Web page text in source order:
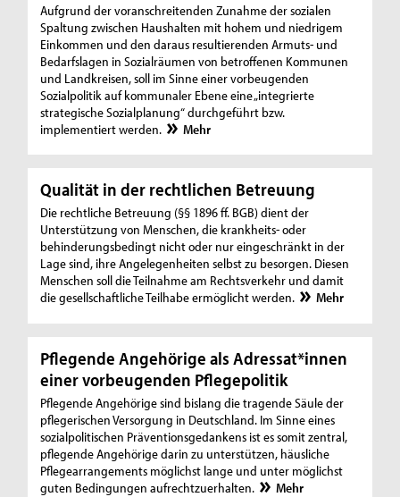
Aufgrund der voranschreitenden Zunahme der sozialen
Spaltung zwischen Haushalten mit hohem und niedrigem
Einkommen und den daraus resultierenden Armuts- und
Bedarfslagen in Sozialräumen von betroffenen Kommunen
und Landkreisen, soll im Sinne einer vorbeugenden
Sozialpolitik auf kommunaler Ebene eine „integrierte
strategische Sozialplanung“ durchgeführt bzw.
implementiert werden.
Mehr
Qualität in der rechtlichen Betreuung
Die rechtliche Betreuung (§§ 1896 ff. BGB) dient der
Unterstützung von Menschen, die krankheits- oder
behinderungsbedingt nicht oder nur eingeschränkt in der
Lage sind, ihre Angelegenheiten selbst zu besorgen. Diesen
Menschen soll die Teilnahme am Rechtsverkehr und damit
die gesellschaftliche Teilhabe ermöglicht werden.
Mehr
Pflegende Angehörige als Adressat*innen
einer vorbeugenden Pflegepolitik
Pflegende Angehörige sind bislang die tragende Säule der
pflegerischen Versorgung in Deutschland. Im Sinne eines
sozialpolitischen Präventionsgedankens ist es somit zentral,
pflegende Angehörige darin zu unterstützen, häusliche
Pflegearrangements möglichst lange und unter möglichst
guten Bedingungen aufrechtzuerhalten.
Mehr